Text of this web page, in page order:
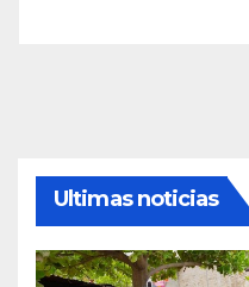
Ultimas noticias